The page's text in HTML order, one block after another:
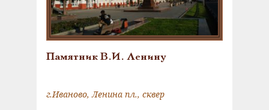
Памятник В.И. Ленину
г.Иваново, Ленина пл., сквер